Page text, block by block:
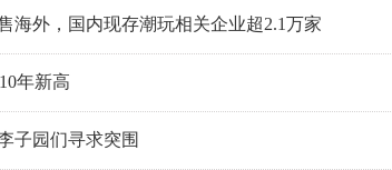
海外，国内现存潮玩相关企业超2.1万家
年新高
子园们寻求突围